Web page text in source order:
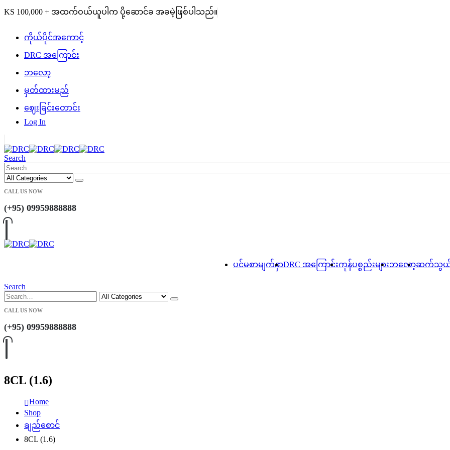
KS 100,000 + အထက်ဝယ်ယူပါက ပို့ဆောင်ခ အခမဲ့ဖြစ်ပါသည်။
ကိုယ်ပိုင်အကောင့်
DRC အကြောင်း
ဘလော့
မှတ်ထားမည်
ဈေးခြင်းတောင်း
Log In
Search
CALL US NOW
(+95) 09959888888
ပင်မစာမျက်နှာDRC အကြောင်းကုန်ပစ္စည်းများဘလော့ဆက်သွယ်
Search
CALL US NOW
(+95) 09959888888
8CL (1.6)
Home
Shop
ချည်စောင်
8CL (1.6)